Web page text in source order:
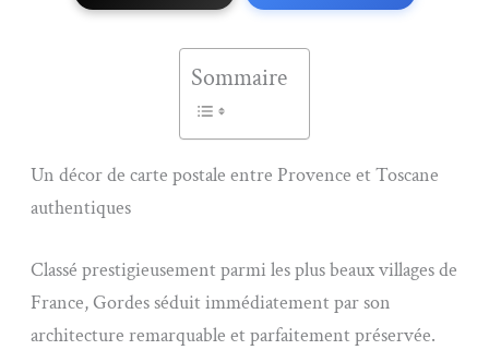
Sommaire
Un décor de carte postale entre Provence et Toscane
authentiques
Classé prestigieusement parmi les plus beaux villages de
France, Gordes séduit immédiatement par son
architecture remarquable et parfaitement préservée.